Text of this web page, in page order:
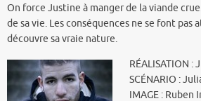
On force Justine à manger de la viande
de sa vie. Les conséquences ne se font pas
découvre sa vraie nature.
RÉALISATION :
SCÉNARIO :
IMAGE : Ruben